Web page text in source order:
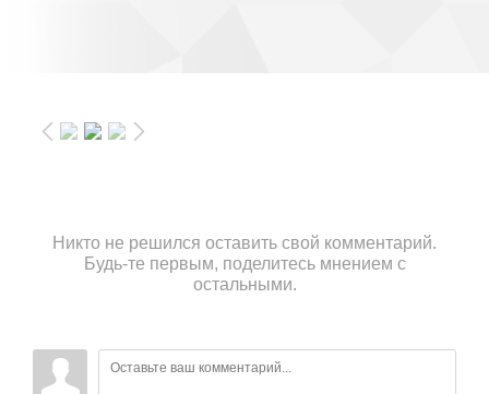
Никто не решился оставить свой комментарий.
Будь-те первым, поделитесь мнением с
остальными.